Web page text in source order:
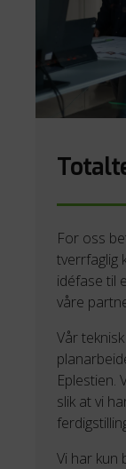
For oss
tverrfaglig
idéfase til
våre
Vår
Eplestien.
slik at vi
Vi har kun